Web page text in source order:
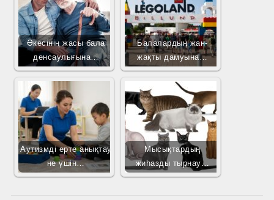
Әкесінің жасы бала
денсаулығына…
Балалардың жан-
жақты дамуына…
Аутизмді ерте анықтау
не үшін…
Мысықтардың
жиһазды тырнау…